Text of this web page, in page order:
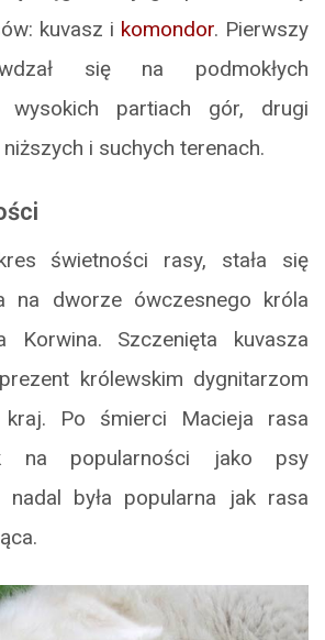
kuvasz i komondor. Pierwszy
się na podmokłych
wysokich partiach gór, drugi
i suchych terenach.
świetności rasy, stała się
na dworze ówczesnego króla
Korwina. Szczenięta kuvasza
królewskim dygnitarzom
kraj. Po śmierci Macieja rasa
na popularności jako psy
nadal była popularna jak rasa